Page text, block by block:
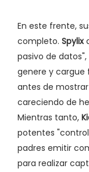
En este frente,
completo. Spylix
pasivo de
genere y cargue
antes de
careciendo de
Mientras tanto,
potentes
padres emitir
para realizar